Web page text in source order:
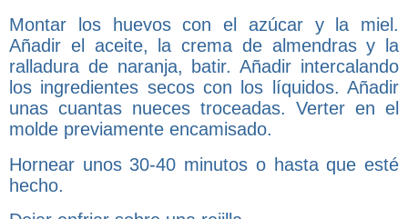
Montar los huevos con el azúcar y la miel.
Añadir el aceite, la crema de almendras y la
ralladura de naranja, batir. Añadir intercalando
los ingredientes secos con los líquidos. Añadir
unas cuantas nueces troceadas. Verter en el
molde previamente encamisado.
Hornear unos 30-40 minutos o hasta que esté
hecho.